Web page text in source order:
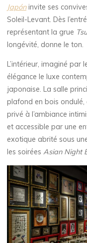
Japóninvite ses
Soleil-Levant. Dès
représentant la grue
longévité, donne le ton.
L’intérieur, imaginé par
élégance le luxe
japonaise. La salle
plafond en bois ondulé,
privé à l’ambiance
et accessible par une
exotique abrité sous
les soiréesAsian Night